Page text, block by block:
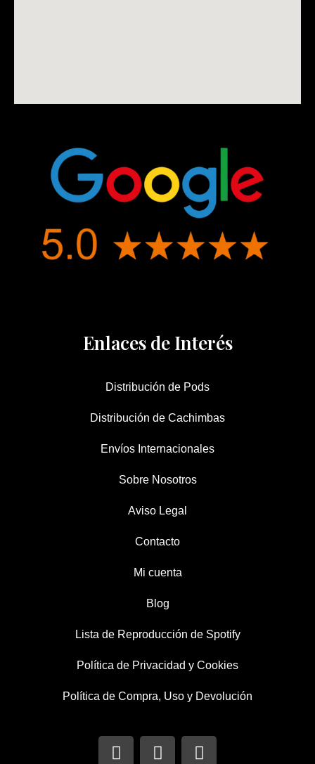
Enlaces de Interés
Distribución de Pods
Distribución de Cachimbas
Envíos Internacionales
Sobre Nosotros
Aviso Legal
Contacto
Mi cuenta
Blog
Lista de Reproducción de Spotify
Política de Privacidad y Cookies
Política de Compra, Uso y Devolución
I T F